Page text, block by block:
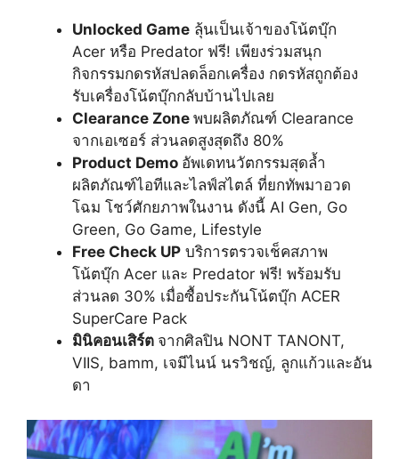
Unlocked Game ลุ้นเป็นเจ้าของโน้ตบุ๊ก
Acer หรือ Predator ฟรี! เพียงร่วมสนุก
กิจกรรมกดรหัสปลดล็อกเครื่อง กดรหัสถูกต้อง
รับเครื่องโน้ตบุ๊กกลับบ้านไปเลย
Clearance Zone พบผลิตภัณฑ์ Clearance
จากเอเซอร์ ส่วนลดสูงสุดถึง 80%
Product Demo อัพเดทนวัตกรรมสุดล้ำ
ผลิตภัณฑ์ไอทีและไลฟ์สไตล์ ที่ยกทัพมาอวด
โฉม โชว์ศักยภาพในงาน ดังนี้ AI Gen, Go
Green, Go Game, Lifestyle
Free Check UP บริการตรวจเช็คสภาพ
โน้ตบุ๊ก Acer และ Predator ฟรี! พร้อมรับ
ส่วนลด 30% เมื่อซื้อประกันโน้ตบุ๊ก ACER
SuperCare Pack
มินิคอนเสิร์ต จากศิลปิน NONT TANONT,
VIIS, bamm, เจมีไนน์ นรวิชญ์, ลูกแก้วและอัน
ดา